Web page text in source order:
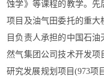
蚀学》等课程的教学。先
项目及油气田委托的重大
目负责人承担的中国石
然气集团公司技术开发项
研究发展规划项目(973项